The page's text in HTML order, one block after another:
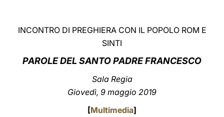
LATINE
INCONTRO DI PREGHIERA CON IL POPOLO ROM E
SINTI
PAROLE DEL SANTO PADRE FRANCESCO
Sala Regia
Giovedì, 9 maggio 2019
[Multimedia]